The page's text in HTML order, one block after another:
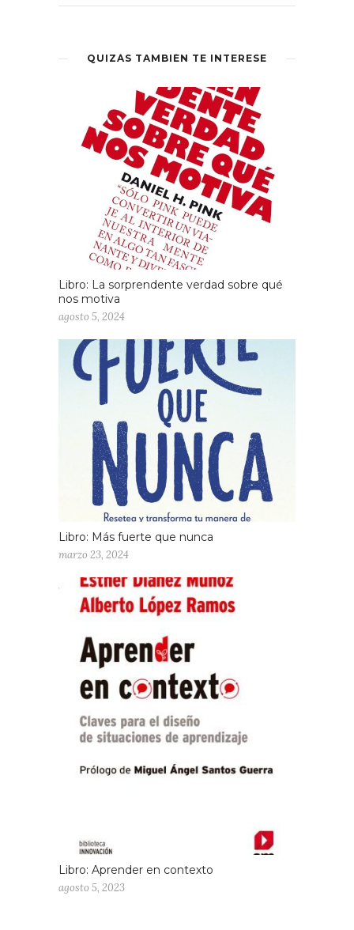
QUIZÁS TAMBIÉN TE INTERESE
Libro: La sorprendente verdad sobre qué
nos motiva
agosto 5, 2024
Libro: Más fuerte que nunca
marzo 23, 2024
Libro: Aprender en contexto
agosto 5, 2023